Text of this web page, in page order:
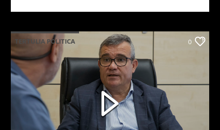
TERTULIA POLITICA 0